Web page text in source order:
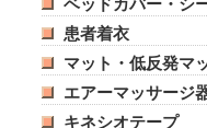
ベッドカバー・シ
患者着衣
マット・低反発マ
エアーマッサージ
キネシオテープ